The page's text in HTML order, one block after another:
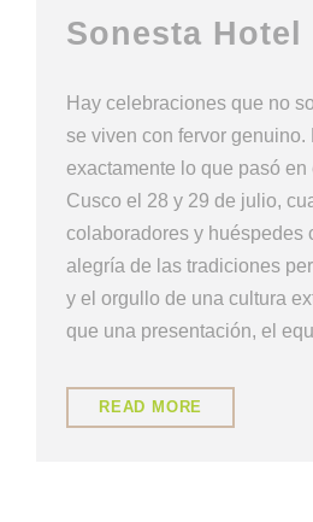
Sonesta Hotel
Hay celebraciones que no
se viven con fervor genuino.
exactamente lo que pasó en
Cusco el 28 y 29 de julio,
colaboradores y huéspedes
alegría de las tradiciones
y el orgullo de una cultura
que una presentación, el
READ MORE